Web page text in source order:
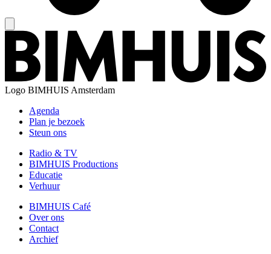
Logo BIMHUIS Amsterdam
Agenda
Plan je bezoek
Steun ons
Radio & TV
BIMHUIS Productions
Educatie
Verhuur
BIMHUIS Café
Over ons
Contact
Archief